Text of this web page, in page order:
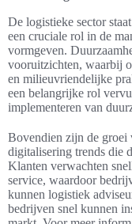
De logistieke sector
een cruciale rol in de
vormgeven.
vooruitzichten, waarbij
en milieuvriendelijke
een belangrijke rol
implementeren van
Bovendien zijn de groei
digitalisering trends die
Klanten verwachten
service, waardoor
kunnen logistiek
bedrijven snel kunnen